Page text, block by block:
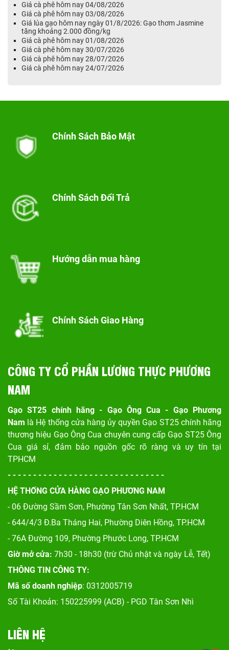
Giá cà phê hôm nay 04/08/2026
Giá cà phê hôm nay 03/08/2026
Giá lúa gạo hôm nay ngày 01/8/2026: Gạo thơm Jasmine
tăng khoảng 2.000 đồng/kg
Giá cà phê hôm nay 01/08/2026
Giá cà phê hôm nay 30/07/2026
Giá cà phê hôm nay 28/07/2026
Giá cà phê hôm nay 24/07/2026
Chính Sách Bảo Mật
Chính Sách Đổi Trả
Hướng dẫn mua hàng
Chính Sách Giao Hàng
CÔNG TY CỔ PHẦN LƯƠNG THỰC PHƯƠNG
NAM
Gạo ST25 chính hãng - Gạo Ông Cua - Gạo Phương
Nam là Hệ thống cửa hàng ủy quyền Gạo ST25 chính hãng
thương hiệu Gạo Ông Cua chuyên cung cấp Gạo ST25 Ông
Cua giá sỉ, đảm bảo nguồn gốc rõ ràng và uy tín tại
TPHCM
- - - - - - - - - - - - - - - - - - - - - - - - - - - - - - -
HỆ THỐNG CỬA HÀNG GẠO PHƯƠNG NAM
- 06 Đường Sầm Sơn, Phường Tân Sơn Nhất, TP.HCM
- 644/4/3 Đ.Ba Tháng Hai, Phường Diên Hồng, TP.HCM
- 76A Đường 109, Phường Phước Long, TP.HCM
Giờ mở cửa: 7h30 - 18h30 (trừ Chủ nhật và ngày Lễ, Tết)
THÔNG TIN CÔNG TY:
Mã số doanh nghiệp: 0312005719
Số Tài Khoản: 150225999 (ACB) - PGD Tân Sơn Nhì
LIÊN HỆ